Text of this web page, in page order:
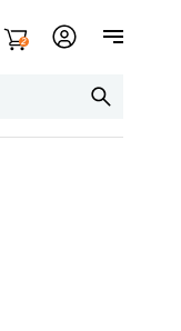
2